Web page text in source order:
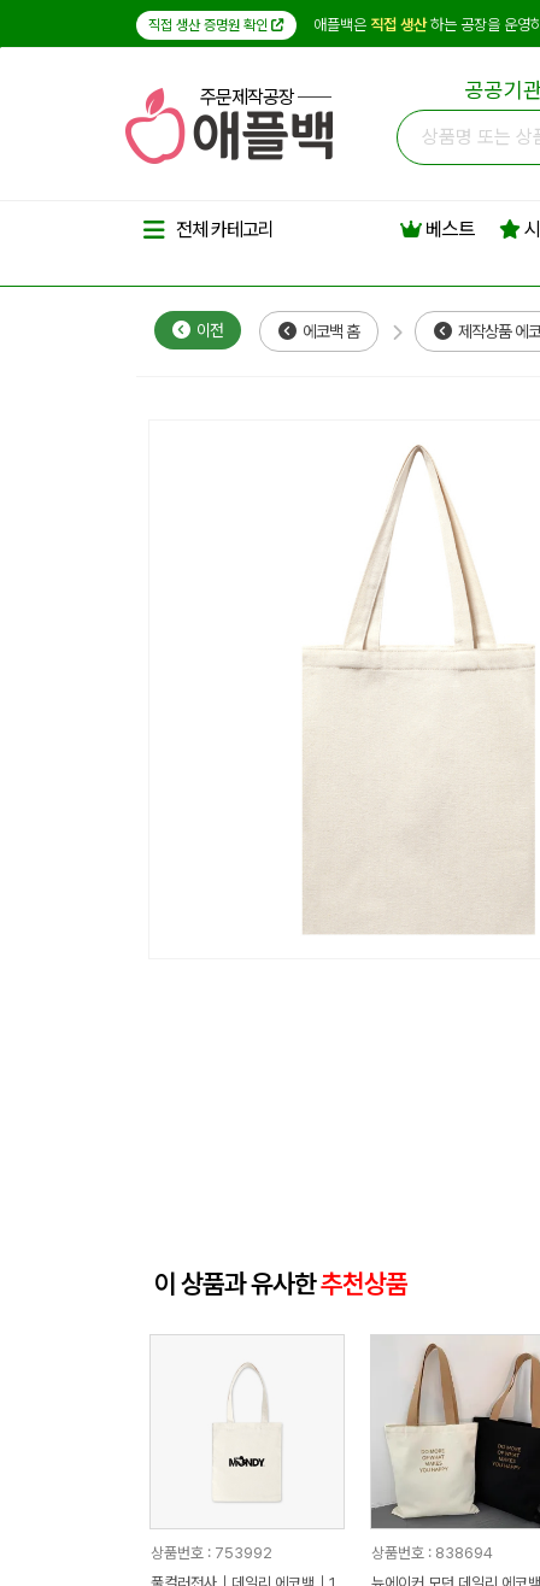
직접 생산 증명원 확인 애플백은 직접 생산하는 공장을 운영
주문제작공장 공공기
전체 카테고리 베스트
이전 에코백 홈 제작상품 에
이 상품과 유사한추천상품
상품번호 : 753992
상품번호 : 838694